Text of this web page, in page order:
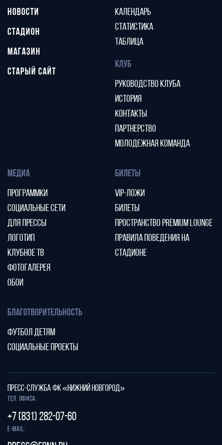
НОВОСТИ
СТАДИОН
МАГАЗИН
СТАРЫЙ САЙТ
КАЛЕНДАРЬ
СТАТИСТИКА
ТАБЛИЦА
КЛУБ
РУКОВОДСТВО КЛУБА
ИСТОРИЯ
КОНТАКТЫ
ПАРТНЕРСТВО
МОЛОДЕЖНАЯ КОМАНДА
МЕДИА
ПРОГРАММКИ
СОЦИАЛЬНЫЕ СЕТИ
ДЛЯ ПРЕССЫ
ЛОГОТИП
КЛУБНОЕ ТВ
ФОТОГАЛЕРЕЯ
ОБОИ
БИЛЕТЫ
VIP-ЛОЖИ
БИЛЕТЫ
ПРОСТРАНСТВО PREMIUM LOUNGE
ПРАВИЛА ПОВЕДЕНИЯ НА
СТАДИОНЕ
БЛАГОТВОРИТЕЛЬНОСТЬ
ФУТБОЛ ДЕТЯМ
СОЦИАЛЬНЫЕ ПРОЕКТЫ
ПРЕСС-СЛУЖБА ФК «НИЖНИЙ НОВГОРОД»
Тел. офиса:
+7 (831) 282-07-60
E-mail: